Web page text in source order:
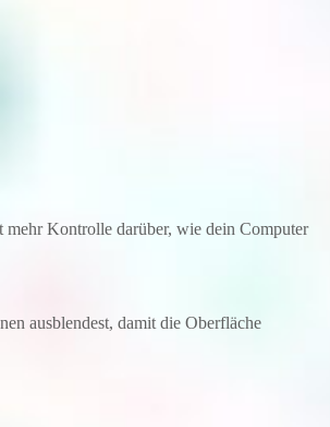
Kontrolle darüber, wie dein Computer
ausblendest, damit die Oberfläche